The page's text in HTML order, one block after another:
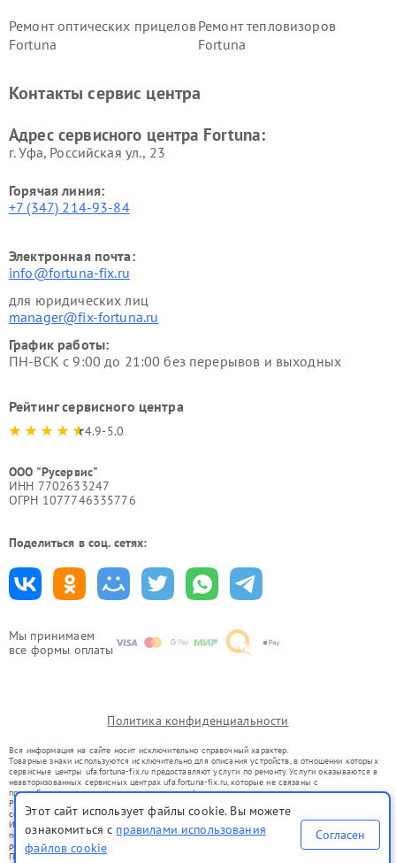
Мы принимаем
все формы оплаты
Ремонт оптических прицелов
Fortuna
Ремонт тепловизоров
Fortuna
Контакты сервис центра
Адрес сервисного центра Fortuna:
г. Уфа, Российская ул., 23
Горячая линия:
+7 (347) 214-93-84
Электронная почта:
info@fortuna-fix.ru
для юридических лиц
manager@fix-fortuna.ru
График работы:
ПН-ВСК с 9:00 до 21:00 без перерывов и выходных
Рейтинг сервисного центра
4.9-5.0
ООО "Русервис"
ИНН 7702633247
ОГРН 1077746335776
Поделиться в соц. сетях:
Политика конфиденциальности
Вся информация на сайте носит исключительно справочный характер.
Товарные знаки используются исключительно для описания устройств, в отношении которых
сервисные центры ufa.fortuna-fix.ru предоставляют услуги по ремонту. Услуги оказываются в
неавторизованных сервисных центрах ufa.fortuna-fix.ru, которые не связаны с
правообладателями товарных знаков или их официальными представителями.
Ремонт осуществляется для устройств, уже введенных в гражданский оборот в соответствии
со статьей 1487 ГК РФ.
Использование товарных знаков не преследует цели индивидуализации услуг или введения
потребителей в заблуждение, а служит для информирования о предоставляемых услугах по
ремонту техники указанных брендов.
Представленная на сайте информация не является публичной офертой, определяемой
Этот сайт использует файлы cookie. Вы можете
ознакомиться с правилами использования
файлов cookie
Согласен